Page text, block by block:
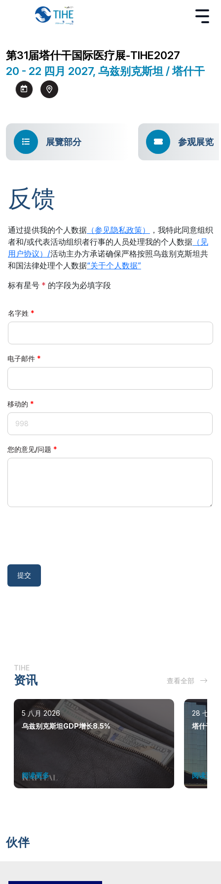
第31届塔什干国际医疗展-TIHE2027
20 - 22 四月 2027, 乌兹别克斯坦 / 塔什干
展覽部分 参观展览
反馈
通过提供我的个人数据 （参见隐私政策）
，我特此同意组织
者和/或代表活动组织者行事的人员处理我的个人数据 （见
用户协议）/活动主办方承诺确保严格按照乌兹别克斯坦共
和国法律处理个人数据“关于个人数据”
标有星号 * 的字段为必填字段
名字姓
电子邮件
移动的
您的意见/问题
提交
TIHE
资讯 查看全部
5 八月 2026
乌兹别克斯坦GDP增长8.5%
阅读更多
28 七月
塔什干
阅读更多
伙伴